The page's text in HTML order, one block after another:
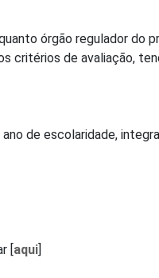
órgão regulador do
critérios de avaliação,
de escolaridade,
[ aqui